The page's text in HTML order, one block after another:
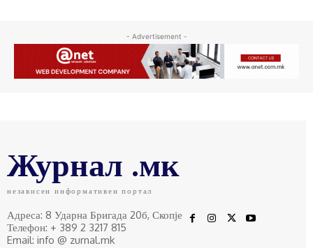
- Advertisement -
Журнал .мк
независен информативен портал
Адреса: 8 Ударна Бригада 20б, Скопје
Телефон: + 389 2 3217 815
Email: info @ zurnal.mk